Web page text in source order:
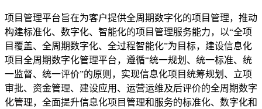
项目管理平台旨在为客户提供全周期数字化的项目管理，推动
构建标准化、数字化、智能化的项目管理服务能力，以“全项
目覆盖、全周期数字化、全过程智能化”为目标，建设信息化
项目全周期数字化管理平台，遵循“统一规划、统一标准、统
一监督、统一评价”的原则，实现信息化项目统筹规划、立项
审批、资金管理、建设应用、运营运维及后评价的全周期数字
化管理，全面提升信息化项目管理和服务的标准化、数字化和